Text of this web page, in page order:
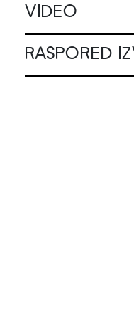
VIDEO
RASPORED